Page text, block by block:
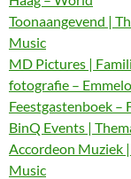
Toonaangevend |
Music
MD Pictures |
fotografie –
Feestgastenboek
BinQ Events |
Accordeon Muziek
Music